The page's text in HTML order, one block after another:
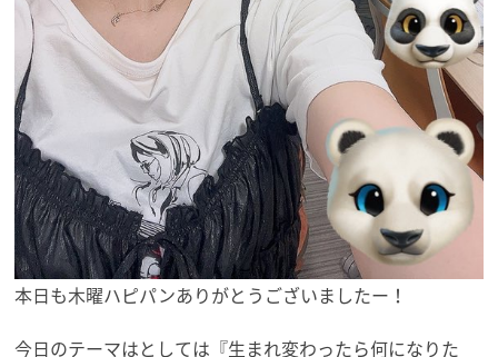
本日も木曜ハピパンありがとうございましたー！
今日のテーマはとしては『生まれ変わったら何になりた